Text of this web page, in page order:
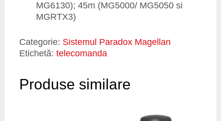
MG6130); 45m (MG5000/ MG5050 si
MGRTX3)
Categorie: Sistemul Paradox Magellan
Etichetă: telecomanda
Produse similare